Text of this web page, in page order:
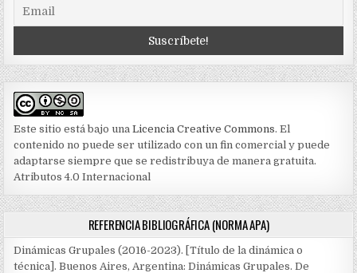
Este sitio está bajo unaLicencia Creative Commons. El
contenido no puede ser utilizado con un fin comercial y puede
adaptarse siempre que se redistribuya de manera gratuita.
Atributos 4.0 Internacional
REFERENCIA BIBLIOGRÁFICA (NORMA APA)
Dinámicas Grupales (2016-2023). [Título de la dinámica o
técnica]. Buenos Aires, Argentina: Dinámicas Grupales. De